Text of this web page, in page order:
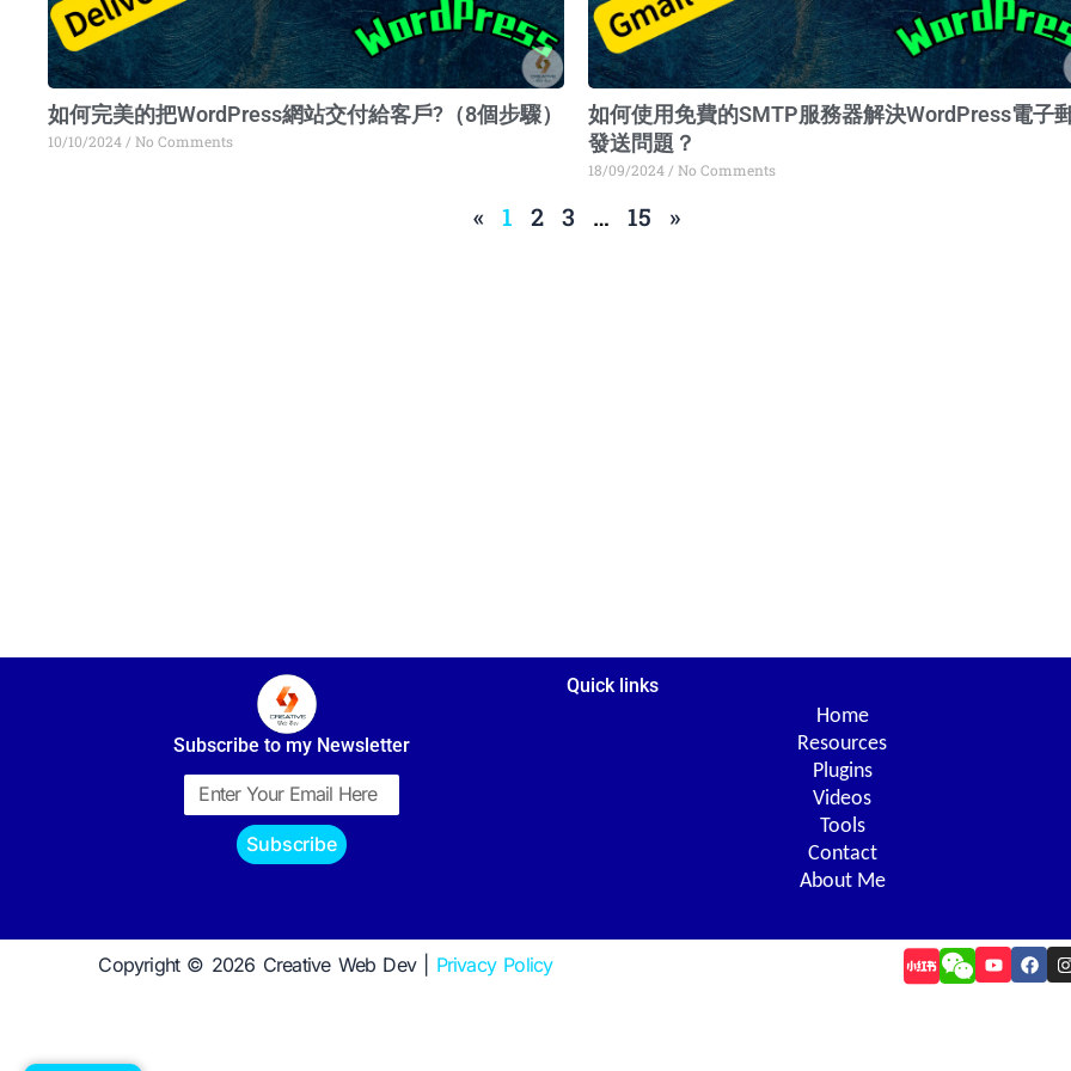
如何完美的把WordPress網站交付給客戶?（8個步驟）
10/10/2024 No Comments
如何使用免費的SMTP服務器解決WordPress電子
發送問題？
18/09/2024 No Comments
« 1 2 3 … 15 »
Subscribe to my Newsletter
Email
Subscribe
Quick links
Home
Resources
Plugins
Videos
Tools
Contact
About Me
Copyright © 2026 Creative Web Dev | Privacy Policy Y
o
u
F
a
c
I